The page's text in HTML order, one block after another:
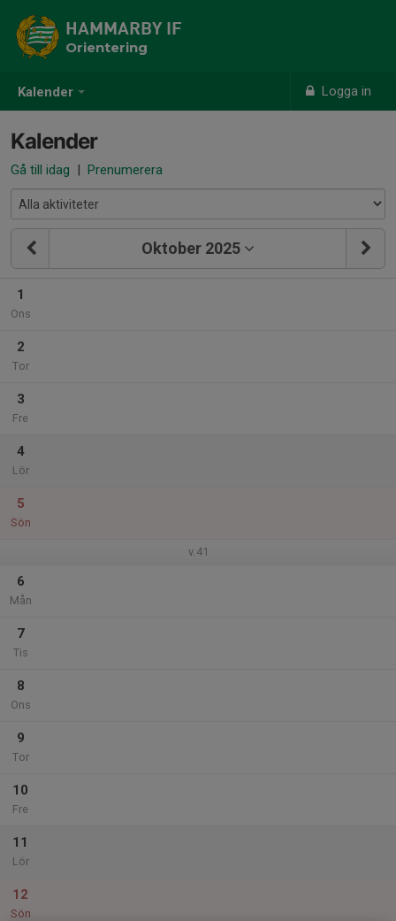
Kalender Logga in
HAMMARBY IF
Orientering
Kalender
Gå till idag | Prenumerera
Oktober 2025
1
Ons
2
Tor
3
Fre
4
Lör
5
Sön
v.41
6
Mån
7
Tis
8
Ons
9
Tor
10
Fre
11
Lör
12
Sön